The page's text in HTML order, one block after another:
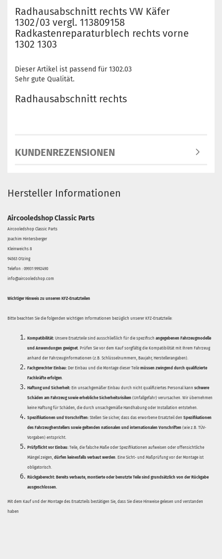
Radhausabschnitt rechts VW Käfer
1302/03 vergl. 113809158
Radkastenreparaturblech rechts vorne
1302 1303
Dieser Artikel ist passend für 1302.03
Sehr gute Qualität.
Radhausabschnitt rechts
KUNDENREZENSIONEN
Hersteller Informationen
Aircooledshop Classic Parts
Aircooledshop Classic Parts
Joachim Hintersberger
Kleinweichs 8
94563 Otzing
Telefon : 09931 9992490
info@aircooledshop.com
Wichtiger Hinweis zu unseren KFZ-Ersatzteilen
Bitte beachten Sie die folgenden wichtigen Informationen bezüglich unserer KFZ-Ersatzteile:
Kompatibilität: Unsere Ersatzteile sind ausschließlich für die spezifisch angegebenen Fahrzeugmodelle
und Anwendungen geeignet. Prüfen Sie vor dem Kauf sorgfältig die Kompatibilität mit Ihrem Fahrzeug
anhand der Fahrzeuginformationen (z.B. Schlüsselnummern, Baujahr, Herstellerangaben).
Fachgerechter Einbau: Der Einbau und die Montage dieser Teile müssen zwingend durch qualifizierte
Fachkräfte erfolgen.
Haftung und Sicherheit: Ein unsachgemäßer Einbau durch nicht qualifiziertes Personal kann schwere
Schäden am Fahrzeug sowie erhebliche Sicherheitsrisiken (Unfallgefahr) verursachen. Wir übernehmen
keine Haftung für Schäden, die durch unsachgemäße Handhabung oder Installation entstehen.
Spezifikationen und Vorschriften: Stellen Sie sicher, dass das erworbene Ersatzteil den Spezifikationen
des Fahrzeugherstellers sowie geltenden nationalen und internationalen Vorschriften (wie z.B. TÜV-
Vorgaben) entspricht.
Prüfpflicht vor Einbau: Teile, die falsche Maße oder Spezifikationen aufweisen oder offensichtliche
Mängel zeigen, dürfen keinesfalls verbaut werden. Eine Sicht- und Maßprüfung vor der Montage ist
obligatorisch.
Rückgaberecht: Bereits verbaute, montierte oder benutzte Teile sind grundsätzlich von der Rückgabe
ausgeschlossen.
Mit dem Kauf und der Montage des Ersatzteils bestätigen Sie, dass Sie diese Hinweise gelesen und verstanden
haben